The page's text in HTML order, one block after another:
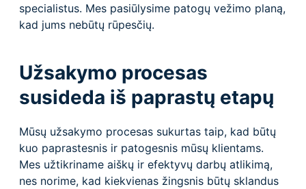
specialistus. Mes pasiūlysime patogų vežimo planą,
kad jums nebūtų rūpesčių.
Užsakymo procesas
susideda iš paprastų etapų
Mūsų užsakymo procesas sukurtas taip, kad būtų
kuo paprastesnis ir patogesnis mūsų klientams.
Mes užtikriname aiškų ir efektyvų darbų atlikimą,
nes norime, kad kiekvienas žingsnis būtų sklandus